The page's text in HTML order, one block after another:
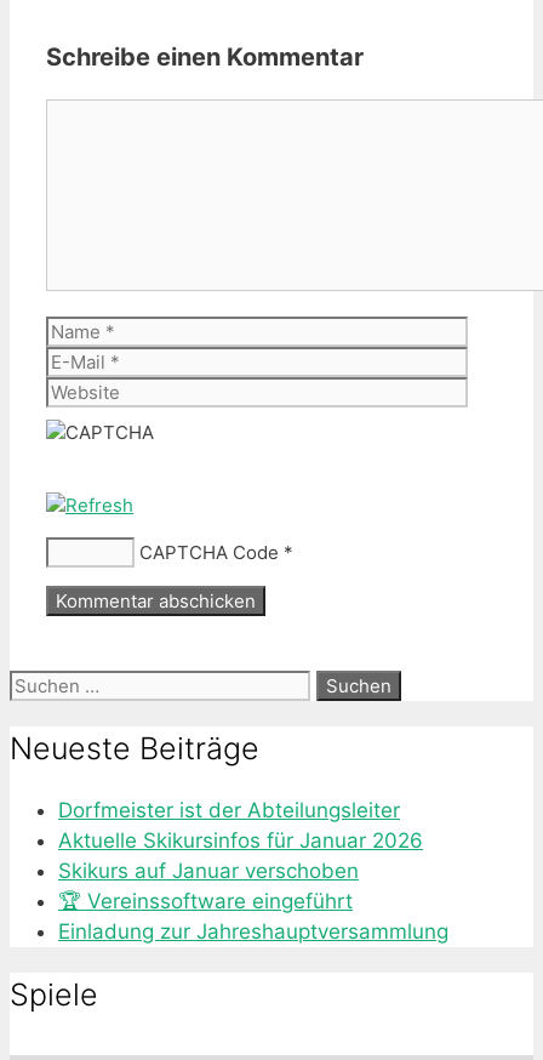
Schreibe einen Kommentar
Name
Mail
CAPTCHA Code *
Suche
Neueste Beiträge
Dorfmeister ist der Abteilungsleiter
Aktuelle Skikursinfos für Januar 2026
Skikurs auf Januar verschoben
🏆 Vereinssoftware eingeführt
Einladung zur Jahreshauptversammlung
Spiele